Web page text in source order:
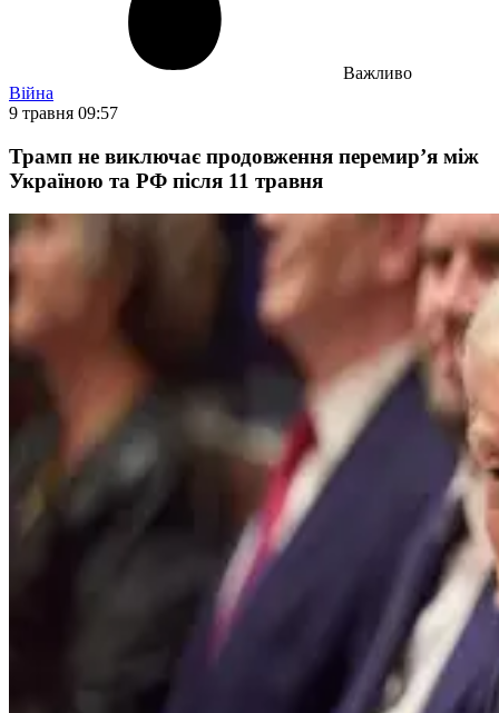
Важливо
Війна
9 травня 09:57
Трамп не виключає продовження перемир’я між
Україною та РФ після 11 травня